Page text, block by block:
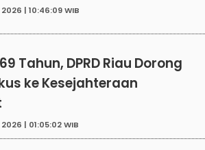
| 10:46:09 WIB
Tahun, DPRD Riau Dorong
ke Kesejahteraan
| 01:05:02 WIB